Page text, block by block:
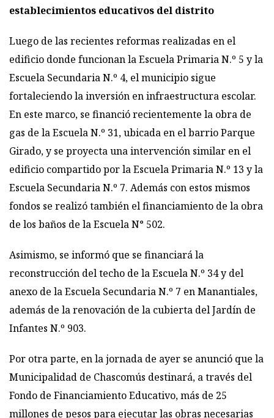
establecimientos educativos del distrito
Luego de las recientes reformas realizadas en el
edificio donde funcionan la Escuela Primaria N.º 5 y la
Escuela Secundaria N.º 4, el municipio sigue
fortaleciendo la inversión en infraestructura escolar.
En este marco, se financió recientemente la obra de
gas de la Escuela N.º 31, ubicada en el barrio Parque
Girado, y se proyecta una intervención similar en el
edificio compartido por la Escuela Primaria N.º 13 y la
Escuela Secundaria N.º 7. Además con estos mismos
fondos se realizó también el financiamiento de la obra
de los baños de la Escuela N° 502.
Asimismo, se informó que se financiará la
reconstrucción del techo de la Escuela N.º 34 y del
anexo de la Escuela Secundaria N.º 7 en Manantiales,
además de la renovación de la cubierta del Jardín de
Infantes N.º 903.
Por otra parte, en la jornada de ayer se anunció que la
Municipalidad de Chascomús destinará, a través del
Fondo de Financiamiento Educativo, más de 25
millones de pesos para ejecutar las obras necesarias